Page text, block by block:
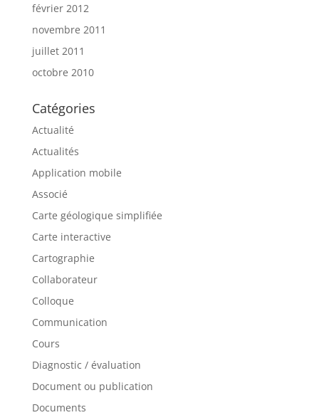
février 2012
novembre 2011
juillet 2011
octobre 2010
Catégories
Actualité
Actualités
Application mobile
Associé
Carte géologique simplifiée
Carte interactive
Cartographie
Collaborateur
Colloque
Communication
Cours
Diagnostic / évaluation
Document ou publication
Documents